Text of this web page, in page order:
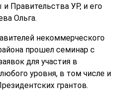
Правительства УР, и его
Ольга.
некоммерческого
прошел семинар с
для участия в
уровня, в том числе и
грантов.